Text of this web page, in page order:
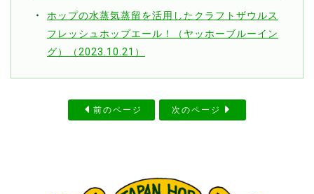
ホップの水蒸気蒸留を活用したクラフトザウルス
フレッシュホップエール！（ヤッホーブルーイン
グ）（2023.10.21）
前のページ 次のページ